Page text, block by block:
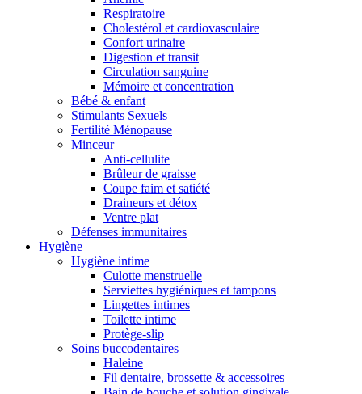
Respiratoire
Cholestérol et cardiovasculaire
Confort urinaire
Digestion et transit
Circulation sanguine
Mémoire et concentration
Bébé & enfant
Stimulants Sexuels
Fertilité Ménopause
Minceur
Anti-cellulite
Brûleur de graisse
Coupe faim et satiété
Draineurs et détox
Ventre plat
Défenses immunitaires
Hygiène
Hygiène intime
Culotte menstruelle
Serviettes hygiéniques et tampons
Lingettes intimes
Toilette intime
Protège-slip
Soins buccodentaires
Haleine
Fil dentaire, brossette & accessoires